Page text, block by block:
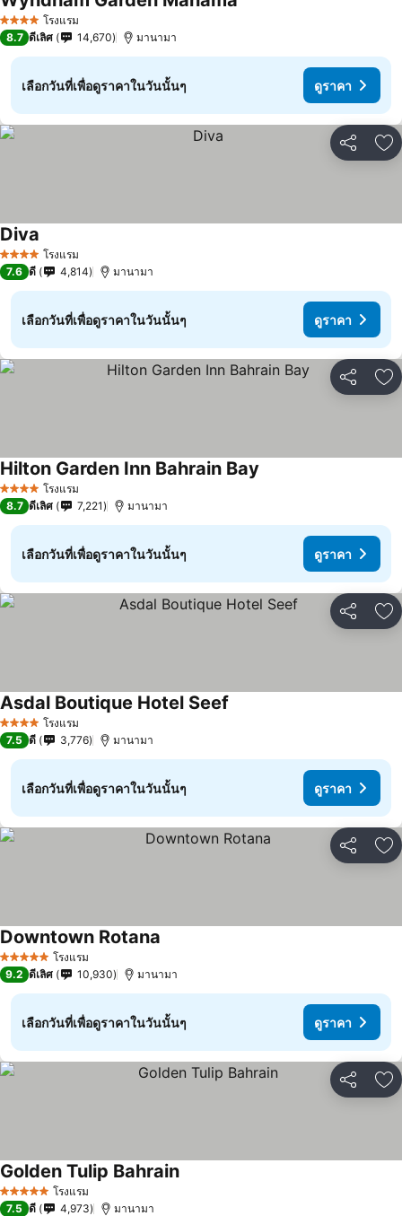
4 ดาว โรงแรม
8.7 ดีเลิศ 14,670 มานามา
เลือกวันที่เพื่อดูราคาในวันนั้นๆ ดูราคา
แชร์ เ
4 ดาว โรงแรม
Diva
7.6 ดี 4,814 มานามา
เลือกวันที่เพื่อดูราคาในวันนั้นๆ ดูราคา
แชร์ เ
4 ดาว โรงแรม
Hilton Garden Inn Bahrain Bay
8.7 ดีเลิศ 7,221 มานามา
เลือกวันที่เพื่อดูราคาในวันนั้นๆ ดูราคา
แชร์ เ
4 ดาว โรงแรม
Asdal Boutique Hotel Seef
7.5 ดี 3,776 มานามา
เลือกวันที่เพื่อดูราคาในวันนั้นๆ ดูราคา
แชร์ เ
5 ดาว โรงแรม
Downtown Rotana
9.2 ดีเลิศ 10,930 มานามา
เลือกวันที่เพื่อดูราคาในวันนั้นๆ ดูราคา
แชร์ เ
5 ดาว โรงแรม
Golden Tulip Bahrain
7.5 ดี 4,973 มานามา